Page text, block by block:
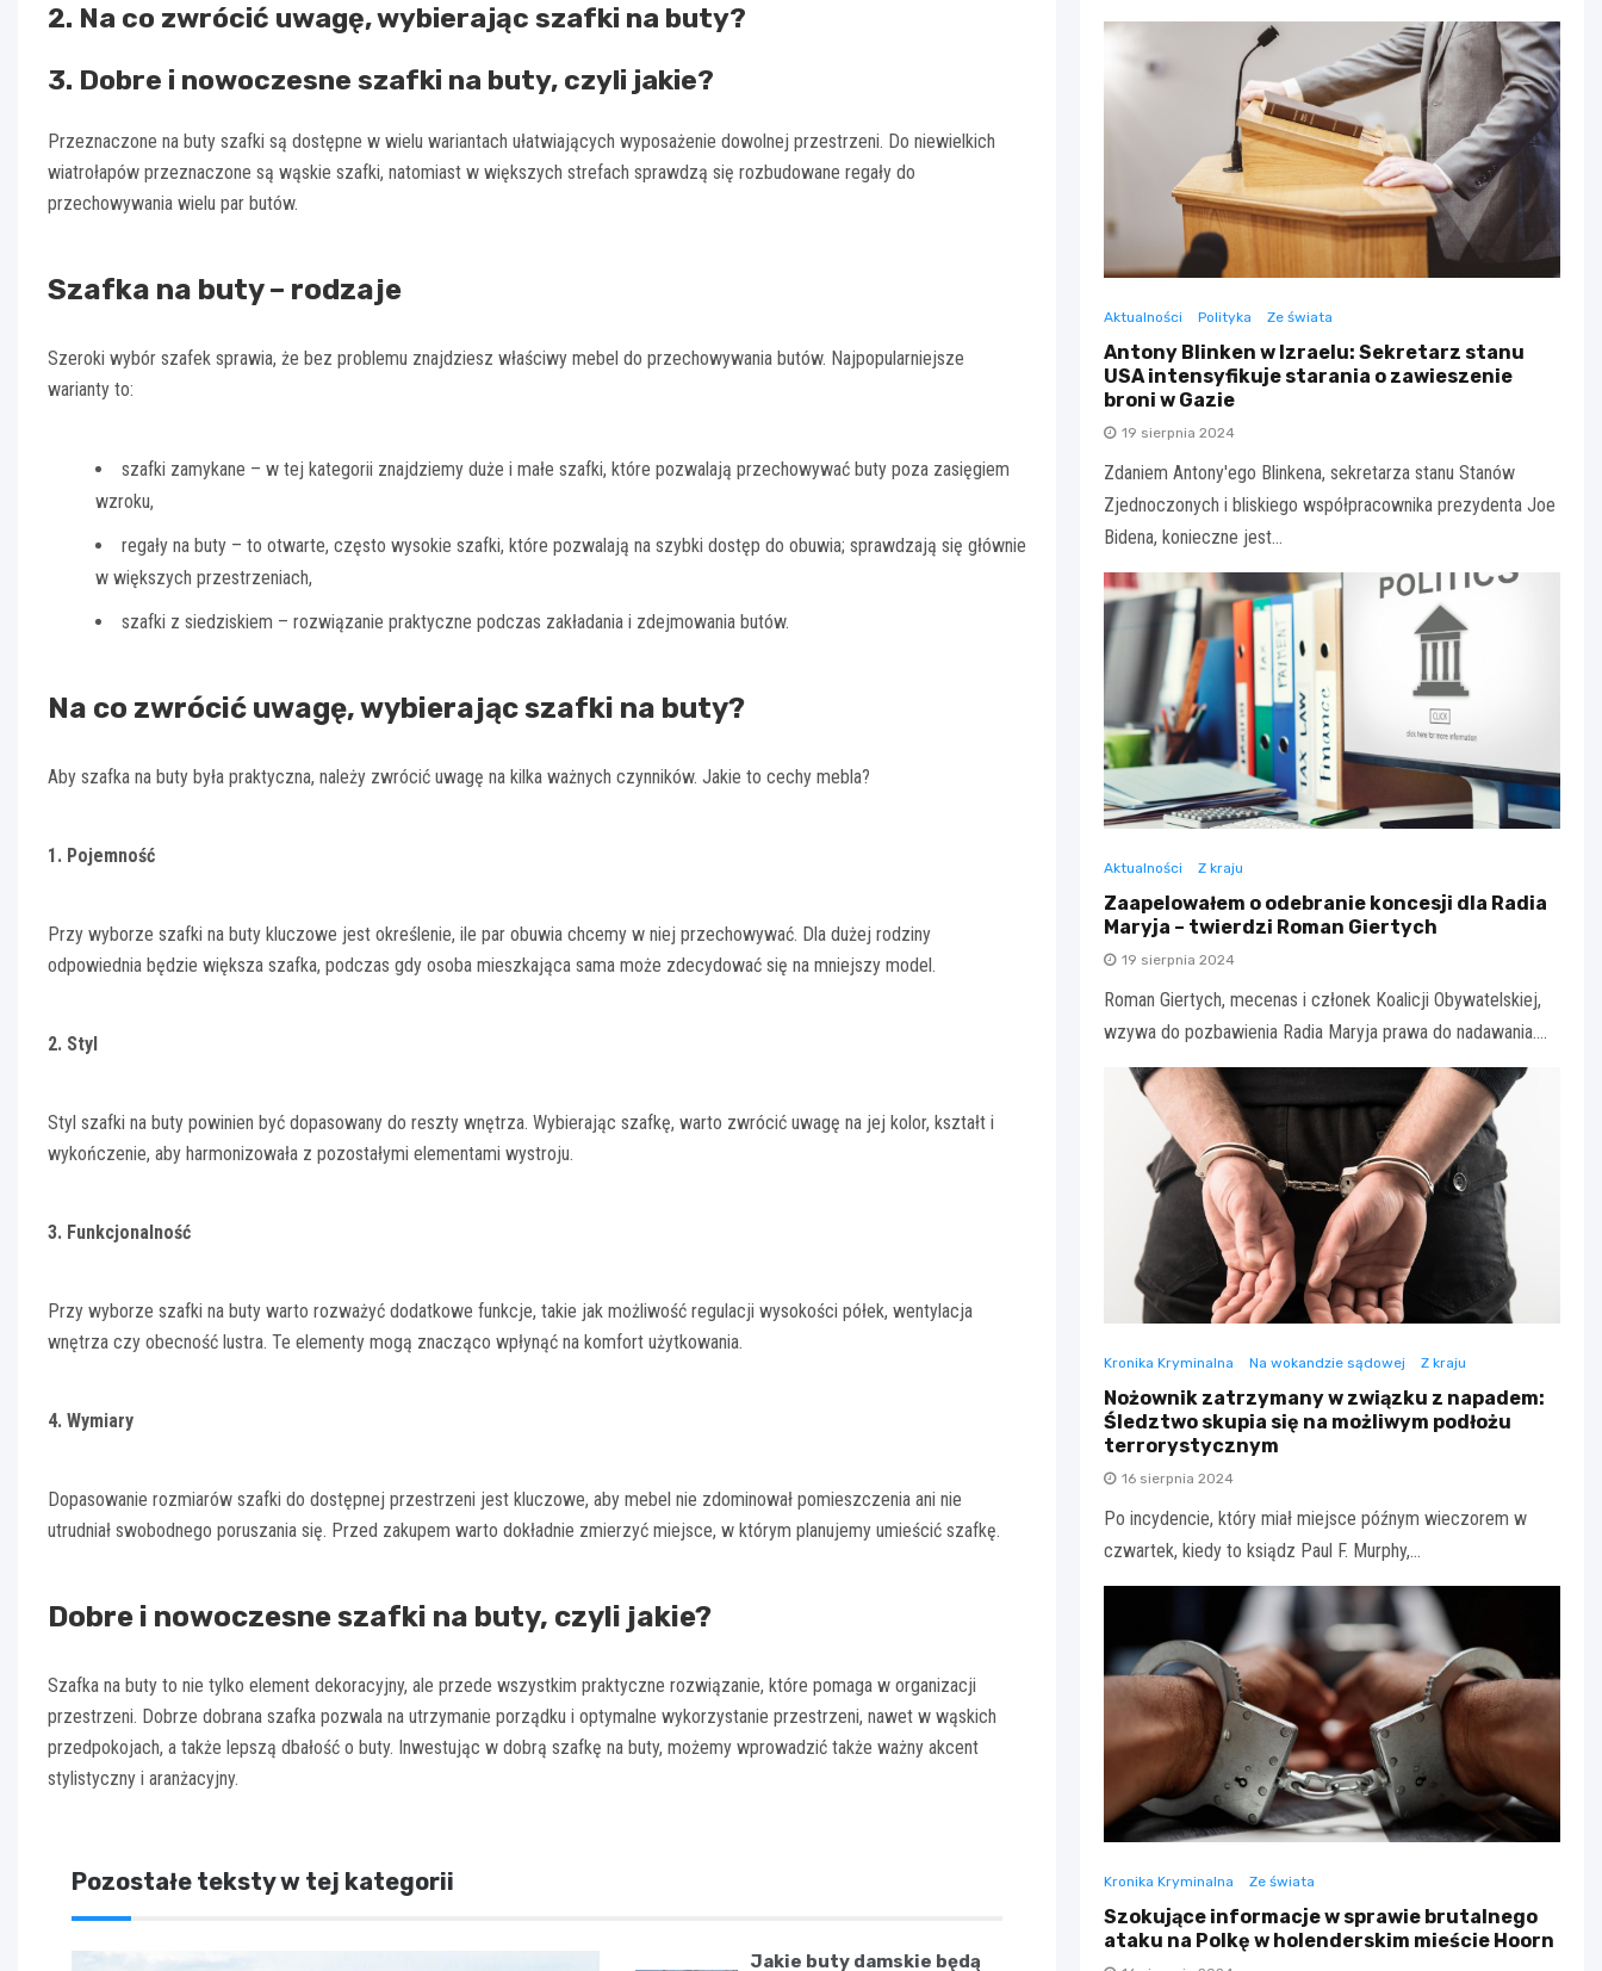
2. Na co zwrócić uwagę, wybierając szafki na buty?
3. Dobre i nowoczesne szafki na buty, czyli jakie?
Przeznaczone na buty szafki są dostępne w wielu wariantach ułatwiających wyposażenie dowolnej przestrzeni. Do niewielkich
wiatrołapów przeznaczone są wąskie szafki, natomiast w większych strefach sprawdzą się rozbudowane regały do
przechowywania wielu par butów.
Szafka na buty – rodzaje
Szeroki wybór szafek sprawia, że bez problemu znajdziesz właściwy mebel do przechowywania butów. Najpopularniejsze
warianty to:
szafki zamykane – w tej kategorii znajdziemy duże i małe szafki, które pozwalają przechowywać buty poza zasięgiem
wzroku,
regały na buty – to otwarte, często wysokie szafki, które pozwalają na szybki dostęp do obuwia; sprawdzają się głównie
w większych przestrzeniach,
szafki z siedziskiem – rozwiązanie praktyczne podczas zakładania i zdejmowania butów.
Na co zwrócić uwagę, wybierając szafki na buty?
Aby szafka na buty była praktyczna, należy zwrócić uwagę na kilka ważnych czynników. Jakie to cechy mebla?
1. Pojemność
Przy wyborze szafki na buty kluczowe jest określenie, ile par obuwia chcemy w niej przechowywać. Dla dużej rodziny
odpowiednia będzie większa szafka, podczas gdy osoba mieszkająca sama może zdecydować się na mniejszy model.
2. Styl
Styl szafki na buty powinien być dopasowany do reszty wnętrza. Wybierając szafkę, warto zwrócić uwagę na jej kolor, kształt i
wykończenie, aby harmonizowała z pozostałymi elementami wystroju.
3. Funkcjonalność
Przy wyborze szafki na buty warto rozważyć dodatkowe funkcje, takie jak możliwość regulacji wysokości półek, wentylacja
wnętrza czy obecność lustra. Te elementy mogą znacząco wpłynąć na komfort użytkowania.
4. Wymiary
Dopasowanie rozmiarów szafki do dostępnej przestrzeni jest kluczowe, aby mebel nie zdominował pomieszczenia ani nie
utrudniał swobodnego poruszania się. Przed zakupem warto dokładnie zmierzyć miejsce, w którym planujemy umieścić szafkę.
Dobre i nowoczesne szafki na buty, czyli jakie?
Szafka na buty to nie tylko element dekoracyjny, ale przede wszystkim praktyczne rozwiązanie, które pomaga w organizacji
przestrzeni. Dobrze dobrana szafka pozwala na utrzymanie porządku i optymalne wykorzystanie przestrzeni, nawet w wąskich
przedpokojach, a także lepszą dbałość o buty. Inwestując w dobrą szafkę na buty, możemy wprowadzić także ważny akcent
stylistyczny i aranżacyjny.
Pozostałe teksty w tej kategorii
Jakie buty damskie będą
Aktualności Polityka Ze świata
Antony Blinken w Izraelu: Sekretarz stanu
USA intensyfikuje starania o zawieszenie
broni w Gazie
19 sierpnia 2024
Zdaniem Antony'ego Blinkena, sekretarza stanu Stanów
Zjednoczonych i bliskiego współpracownika prezydenta Joe
Bidena, konieczne jest…
Aktualności Z kraju
Zaapelowałem o odebranie koncesji dla Radia
Maryja – twierdzi Roman Giertych
19 sierpnia 2024
Roman Giertych, mecenas i członek Koalicji Obywatelskiej,
wzywa do pozbawienia Radia Maryja prawa do nadawania.…
Kronika Kryminalna Na wokandzie sądowej Z kraju
Nożownik zatrzymany w związku z napadem:
Śledztwo skupia się na możliwym podłożu
terrorystycznym
16 sierpnia 2024
Po incydencie, który miał miejsce późnym wieczorem w
czwartek, kiedy to ksiądz Paul F. Murphy,…
Kronika Kryminalna Ze świata
Szokujące informacje w sprawie brutalnego
ataku na Polkę w holenderskim mieście Hoorn